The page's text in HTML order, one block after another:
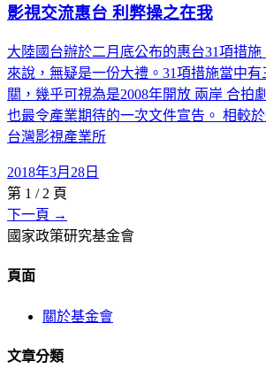
影視交流惠台 利弊操之在我
大陸國台辦於二月底公布的惠台31項措
來說，無疑是一份大禮。31項措施當中
關，幾乎可視為是2008年開放 兩岸 合拍
也最令產業期待的一次文件宣告。 相較
台灣影視產業所
2018年3月28日
第 1 / 2 頁
下一頁 →
國家政策研究基金會
頁面
關於基金會
文章分類